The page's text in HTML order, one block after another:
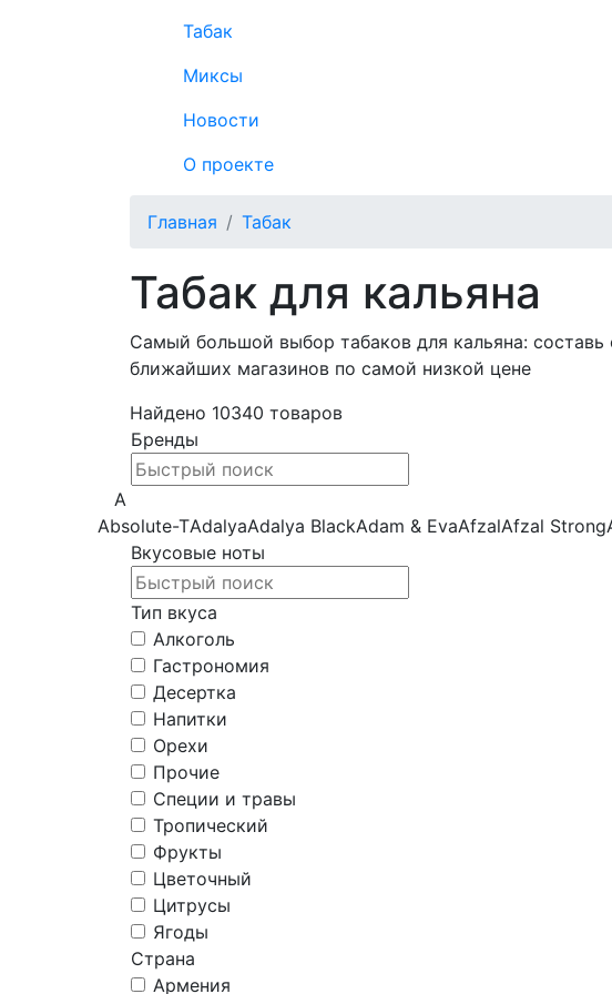
Табак
Миксы
Новости
О проекте
Главная Табак
Табак для кальяна
Самый большой выбор табаков для кальяна:
ближайших магазинов по самой низкой цене
Найдено 10340 товаров
Бренды
A
Absolute-TAdalyaAdalya BlackAdam & EvaAfzalAfzal Strong
Вкусовые ноты
Тип вкуса
Алкоголь
Гастрономия
Десертка
Напитки
Орехи
Прочие
Специи и травы
Тропический
Фрукты
Цветочный
Цитрусы
Ягоды
Страна
Армения